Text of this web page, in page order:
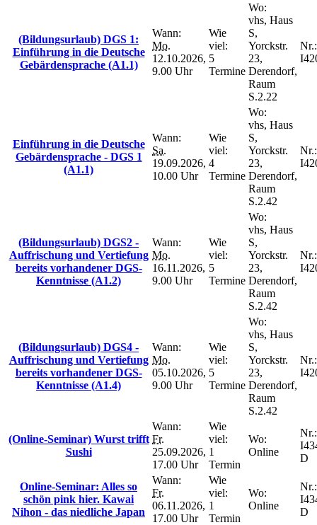
(Bildungsurlaub) DGS 1:
Einführung in die Deutsche
Gebärdensprache (A1.1)
Wann:
Mo.
12.10.2026,
9.00 Uhr
Wie
viel:
5
Termine
Wo:
vhs, Haus
S,
Yorckstr.
23,
Derendorf,
Raum
S.2.22
Nr.:
Einführung in die Deutsche
Gebärdensprache - DGS 1
(A1.1)
Wann:
Sa.
19.09.2026,
10.00 Uhr
Wie
viel:
4
Termine
Wo:
vhs, Haus
S,
Yorckstr.
23,
Derendorf,
Raum
S.2.42
Nr.:
(Bildungsurlaub) DGS2 -
Auffrischung und Vertiefung
bereits vorhandener DGS-
Kenntnisse (A1.2)
Wann:
Mo.
16.11.2026,
9.00 Uhr
Wie
viel:
5
Termine
Wo:
vhs, Haus
S,
Yorckstr.
23,
Derendorf,
Raum
S.2.42
Nr.:
(Bildungsurlaub) DGS4 -
Auffrischung und Vertiefung
bereits vorhandener DGS-
Kenntnisse (A1.4)
Wann:
Mo.
05.10.2026,
9.00 Uhr
Wie
viel:
5
Termine
Wo:
vhs, Haus
S,
Yorckstr.
23,
Derendorf,
Raum
S.2.42
Nr.:
(Online-Seminar) Wurst trifft
Sushi
Wann:
Fr.
25.09.2026,
17.00 Uhr
Wie
viel:
1
Termin
Wo:
Online
Nr.:
D
Online-Seminar: Alles so
schön pink hier. Kawai
Nihon - das niedliche Japan
Wann:
Fr.
06.11.2026,
17.00 Uhr
Wie
viel:
1
Termin
Wo:
Online
Nr.:
D